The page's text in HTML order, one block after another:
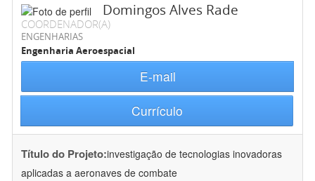
Domingos Alves Rade
COORDENADOR(A)
ENGENHARIAS
Engenharia Aeroespacial
E-mail
Currículo
Título do Projeto:investigação de tecnologias inovadoras
aplicadas a aeronaves de combate